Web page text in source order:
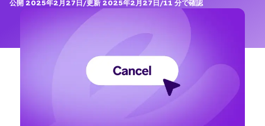
公開 2025年2月27日/更新 2025年2月27日/11 分で確認